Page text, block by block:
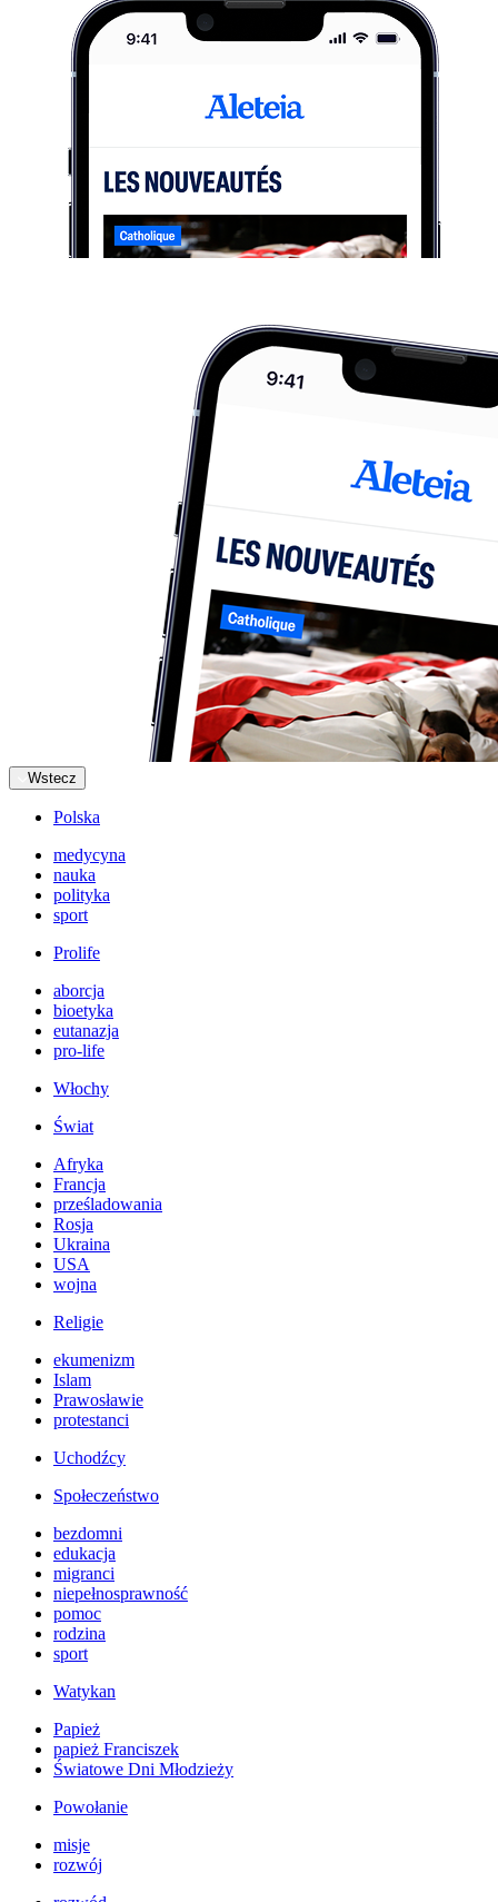
Wstecz
Polska
medycyna
nauka
polityka
sport
Prolife
aborcja
bioetyka
eutanazja
pro-life
Włochy
Świat
Afryka
Francja
prześladowania
Rosja
Ukraina
USA
wojna
Religie
ekumenizm
Islam
Prawosławie
protestanci
Uchodźcy
Społeczeństwo
bezdomni
edukacja
migranci
niepełnosprawność
pomoc
rodzina
sport
Watykan
Papież
papież Franciszek
Światowe Dni Młodzieży
Powołanie
misje
rozwój